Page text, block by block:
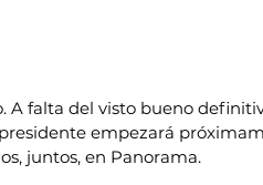
A falta del visto bueno
empezará
juntos, en Panorama.